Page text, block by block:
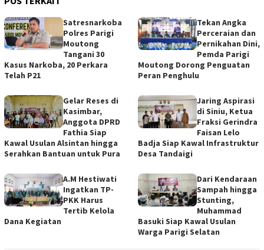
Satresnarkoba
Polres Parigi
Moutong
Tangani 30
Kasus Narkoba, 20 Perkara
Telah P21
Tekan Angka
Perceraian dan
Pernikahan Dini,
Pemda Parigi
Moutong Dorong Penguatan
Peran Penghulu
Gelar Reses di
Kasimbar,
Anggota DPRD
Fathia Siap
Kawal Usulan Alsintan hingga
Serahkan Bantuan untuk Pura
Jaring Aspirasi
di Siniu, Ketua
Fraksi Gerindra
Faisan Lelo
Badja Siap Kawal Infrastruktur
Desa Tandaigi
A.M Hestiwati
Ingatkan TP-
PKK Harus
Tertib Kelola
Dana Kegiatan
Dari Kendaraan
Sampah hingga
Stunting,
Muhammad
Basuki Siap Kawal Usulan
Warga Parigi Selatan